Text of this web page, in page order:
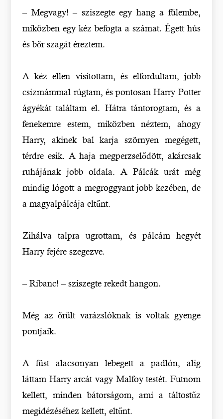
– Megvagy! – sziszegte egy hang a fülembe,
miközben egy kéz befogta a számat. Égett hús
és bőr szagát éreztem.
A kéz ellen visítottam, és elfordultam, jobb
csizmámmal rúgtam, és pontosan Harry Potter
ágyékát találtam el. Hátra tántorogtam, és a
fenekemre estem, miközben néztem, ahogy
Harry, akinek bal karja szörnyen megégett,
térdre esik. A haja megperzselődött, akárcsak
ruhájának jobb oldala. A Pálcák urát még
mindig lógott a megroggyant jobb kezében, de
a magyalpálcája eltűnt.
Zihálva talpra ugrottam, és pálcám hegyét
Harry fejére szegezve.
– Ribanc! – sziszegte rekedt hangon.
Még az őrült varázslóknak is voltak gyenge
pontjaik.
A füst alacsonyan lebegett a padlón, alig
láttam Harry arcát vagy Malfoy testét. Futnom
kellett, minden bátorságom, ami a táltostűz
megidézéséhez kellett, eltűnt.